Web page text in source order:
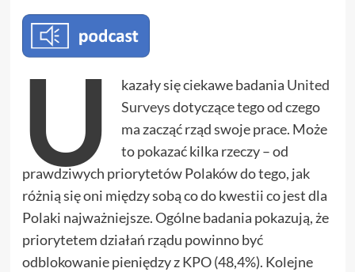
U kazały się ciekawe badania United
Surveysdotyczące tego od czego
ma zacząć rząd swoje prace. Może
to pokazać kilka rzeczy – od
prawdziwych priorytetów Polaków do tego, jak
różnią się oni między sobą co do kwestii co jest dla
Polaki najważniejsze. Ogólne badania pokazują, że
priorytetem działań rządu powinno być
odblokowanie pieniędzy z KPO (48,4%). Kolejne